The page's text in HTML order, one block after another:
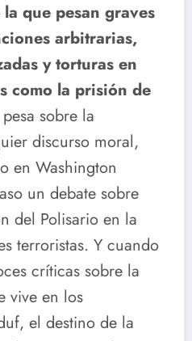
que pesan graves
arbitrarias,
y torturas en
como la prisión de
sobre la
discurso moral,
en Washington
un debate sobre
del Polisario en la
terroristas. Y cuando
críticas sobre la
vive en los
el destino de la